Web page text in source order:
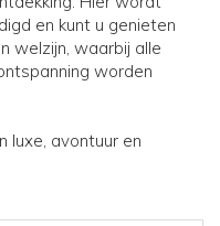
en kunt u genieten
welzijn, waarbij alle
worden
luxe, avontuur en